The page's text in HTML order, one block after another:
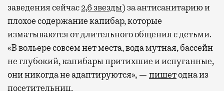
заведения сейчас2,6 звезды) за антисанитарию и
плохое содержание капибар, которые
изматываются от длительного общения с детьми.
«В вольере совсем нет места, вода мутная, бассейн
не глубокий, капибары притихшие и испуганные,
они никогда не адаптируются», — пишетодна из
посетительниц.